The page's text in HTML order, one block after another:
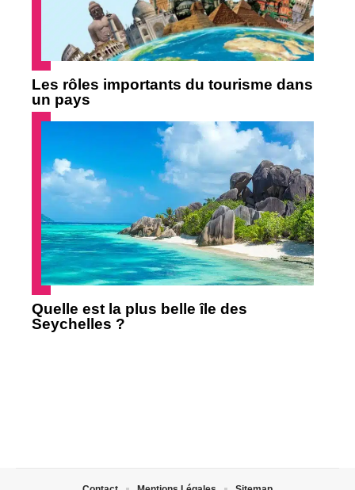
Les rôles importants du tourisme dans
un pays
Quelle est la plus belle île des
Seychelles ?